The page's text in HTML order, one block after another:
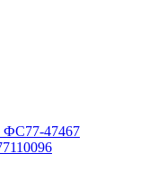
ФС77-47467